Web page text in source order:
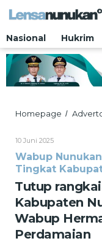
Nasional
Hukrim
Homepage /
10 Juni 2025Oleh
Wabup
Tingkat
Tutup
Kabupaten
Wabup
Perdamaian